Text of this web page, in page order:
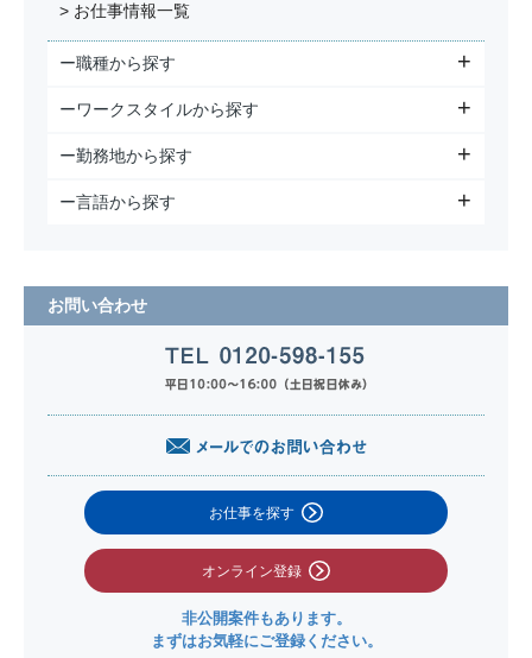
> お仕事情報一覧
ー職種から探す
ーワークスタイルから探す
ー勤務地から探す
ー言語から探す
お問い合わせ
お仕事を探す
オンライン登録
非公開案件もあります。
まずはお気軽にご登録ください。